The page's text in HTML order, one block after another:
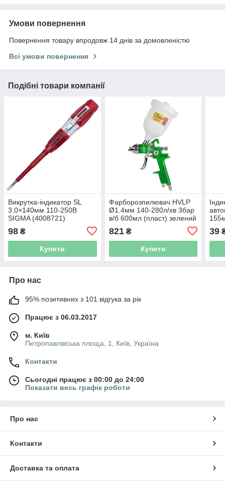
Умови повернення
Повернення товару впродовж 14 днів за домовленістю
Всі умови повернення
Подібні товари компанії
Викрутка-індикатор SL
3.0×140мм 110-250В
SIGMA (4008721)
98 ₴
Купити
Фарборозпилювач HVLP
Ø1.4мм 140-280л/хв 3бар
в/б 600мл (пласт) зелений
821₴
Купити
39
Про нас
95% позитивних з 101 відгука за рік
Працює з 06.03.2017
м. Київ
Петропавлівська площа, 1, Київ, Україна
Контакти
Сьогодні працює з 00:00 до 24:00
Показати весь графік роботи
Про нас
Контакти
Доставка та оплата